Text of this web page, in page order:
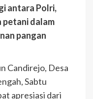
antara Polri,
petani dalam
pangan
Candirejo, Desa
Sabtu
apresiasi dari